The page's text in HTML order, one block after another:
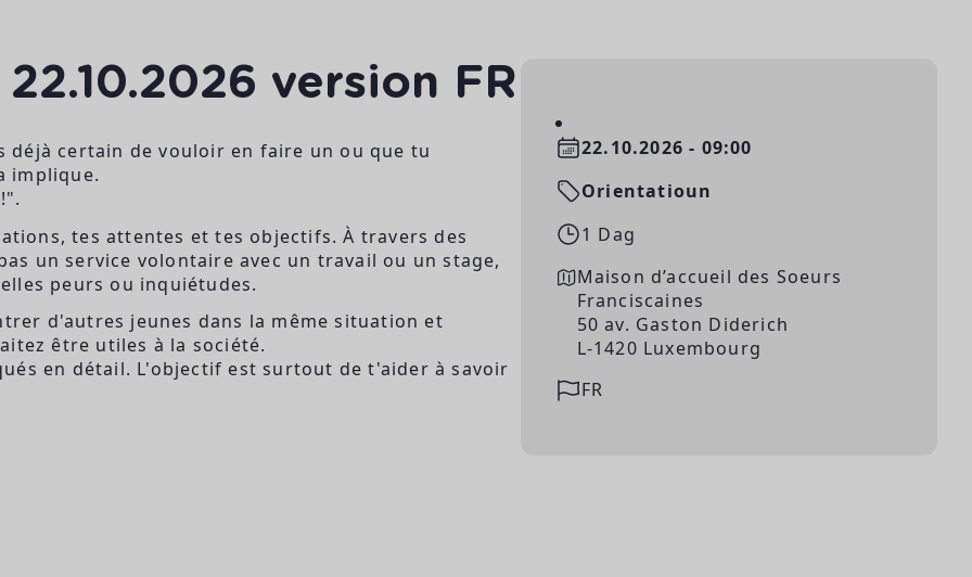
version FR
certain de vouloir en faire un ou que tu
implique.
tes attentes et tes objectifs. À travers des
un service volontaire avec un travail ou un stage,
peurs ou inquiétudes.
d'autres jeunes dans la même situation et
être utiles à la société.
en détail. L'objectif est surtout de t'aider à savoir
22.10.2026 - 09:00
Orientatioun
1 Dag
Maison d’accueil des Soeurs
Franciscaines
50 av. Gaston Diderich
L-1420 Luxembourg
FR